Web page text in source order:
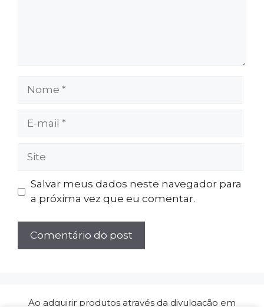
Site
Salvar meus dados neste navegador para
a próxima vez que eu comentar.
Ao adquirir produtos através da divulgação em